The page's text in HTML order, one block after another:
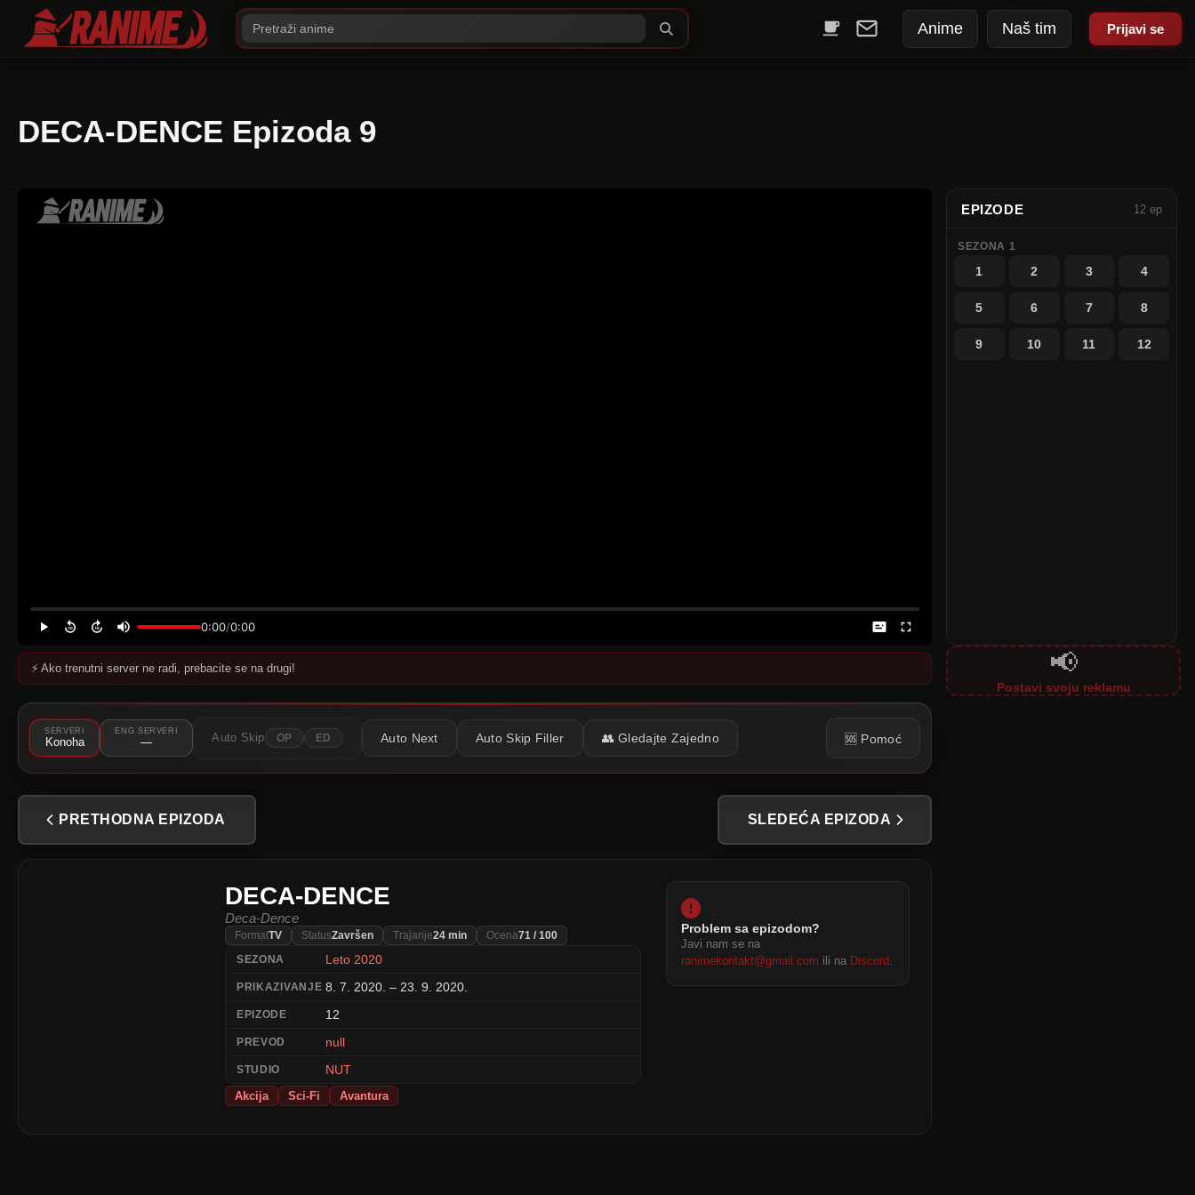
Anime Naš tim Prijavi se
DECA-DENCE Epizoda 9
0:00/0:00
⚠️
Server nije dostupan
Pokušajte neki drugi server.
⚡ Ako trenutni server ne radi, prebacite se na drugi!
SERVERI
Konoha
ENG SERVERI
— Auto Skip OP ED Auto Next Auto Skip Filler 👥 Gledajte Zajedno 🆘 Pomoć
PRETHODNA EPIZODA SLEDEĆA EPIZODA
DECA-DENCE
Deca-Dence
FormatTV StatusZavršen Trajanje24 min Ocena71 / 100
SEZONA Leto 2020
PRIKAZIVANJE 8. 7. 2020. – 23. 9. 2020.
EPIZODE 12
PREVOD null
STUDIO NUT
Akcija Sci-Fi Avantura
Problem sa epizodom?
Javi nam se na
ranimekontakt@gmail.com ili na Discord
EPIZODE 12 ep
SEZONA 1
1 2 3 4
5 6 7 8
9 10 11 12
📢
Postavi svoju reklamu